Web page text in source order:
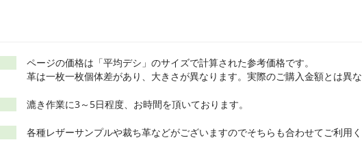
ページの価格は「平均デシ」のサイズで計算された参考価格です。
革は一枚一枚個体差があり、大きさが異なります。実際のご購入金額とは異
漉き作業に3～5日程度、お時間を頂いております。
各種レザーサンプルや裁ち革などがございますのでそちらも合わせてご利用